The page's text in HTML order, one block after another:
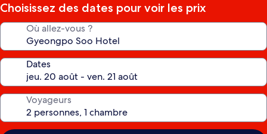
Choisissez des dates pour voir les prix
Où allez-vous ?
Dates
Voyageurs